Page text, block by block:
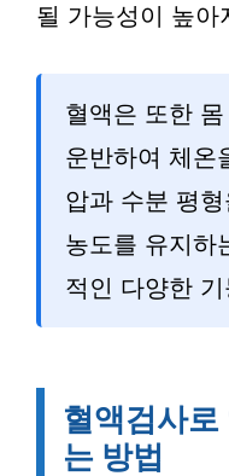
될 가능성이 높아
혈액은 또한
운반하여 체온
압과 수분 평
농도를 유지하
적인 다양한
혈액검사
는 방법